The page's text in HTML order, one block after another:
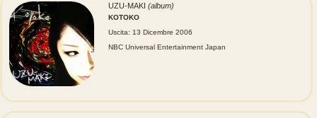
UZU-MAKI (album)
KOTOKO
Uscita: 13 Dicembre 2006
NBC Universal Entertainment Japan